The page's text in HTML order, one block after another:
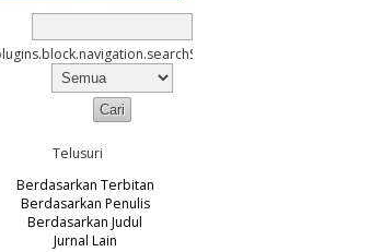
Telusuri
Berdasarkan Terbitan
Berdasarkan Penulis
Berdasarkan Judul
Jurnal Lain